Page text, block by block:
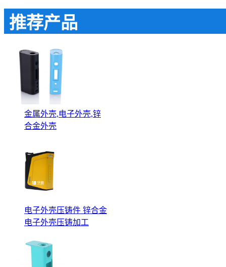
推荐产品
金属外壳,电子外壳,锌
合金外壳
电子外壳压铸件 锌合金
电子外壳压铸加工